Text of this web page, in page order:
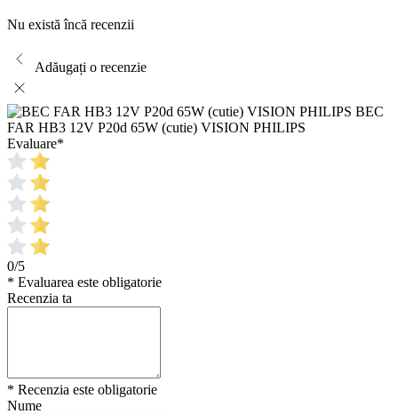
Nu există încă recenzii
Adăugați o recenzie
BEC
FAR HB3 12V P20d 65W (cutie) VISION PHILIPS
Evaluare*
0/5
* Evaluarea este obligatorie
Recenzia ta
* Recenzia este obligatorie
Nume